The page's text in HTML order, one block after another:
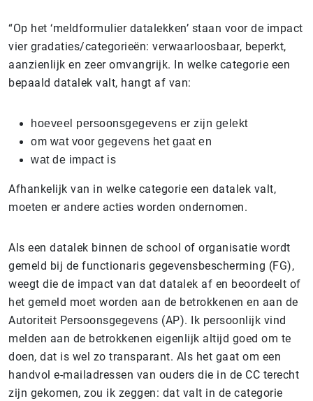
“Op het ‘meldformulier datalekken’ staan voor de impact
vier gradaties/categorieën: verwaarloosbaar, beperkt,
aanzienlijk en zeer omvangrijk. In welke categorie een
bepaald datalek valt, hangt af van:
hoeveel persoonsgegevens er zijn gelekt
om wat voor gegevens het gaat en
wat de impact is
Afhankelijk van in welke categorie een datalek valt,
moeten er andere acties worden ondernomen.
Als een datalek binnen de school of organisatie wordt
gemeld bij de functionaris gegevensbescherming (FG),
weegt die de impact van dat datalek af en beoordeelt of
het gemeld moet worden aan de betrokkenen en aan de
Autoriteit Persoonsgegevens (AP). Ik persoonlijk vind
melden aan de betrokkenen eigenlijk altijd goed om te
doen, dat is wel zo transparant. Als het gaat om een
handvol e-mailadressen van ouders die in de CC terecht
zijn gekomen, zou ik zeggen: dat valt in de categorie